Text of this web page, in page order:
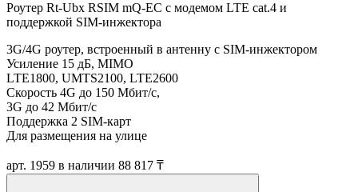
Роутер Rt-Ubx RSIM mQ-EC с модемом LTE cat.4 и
поддержкой SIM-инжектора
3G/4G роутер, встроенный в антенну с SIM-инжектором
Усиление 15 дБ, MIMO
LTE1800, UMTS2100, LTE2600
Скорость 4G до 150 Мбит/c,
3G до 42 Мбит/c
Поддержка 2 SIM-карт
Для размещения на улице
арт. 1959 в наличии 88 817 ₸